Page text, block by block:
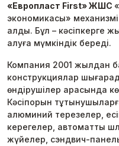
«Европласт First» ЖШС
экономикасы»
алды. Бұл – кәсіпкерге
алуға мүмкіндік береді.
Компания 2001 жылдан
конструкциялар
өндірушілер арасында
Кәсіпорын
алюминий терезелер,
керегелер, автоматты
жүйелер, сэндвич-